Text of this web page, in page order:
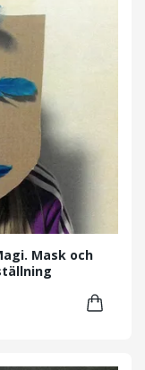
Mask och